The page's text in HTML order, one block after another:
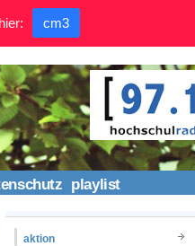
playlist
aktion
cm3